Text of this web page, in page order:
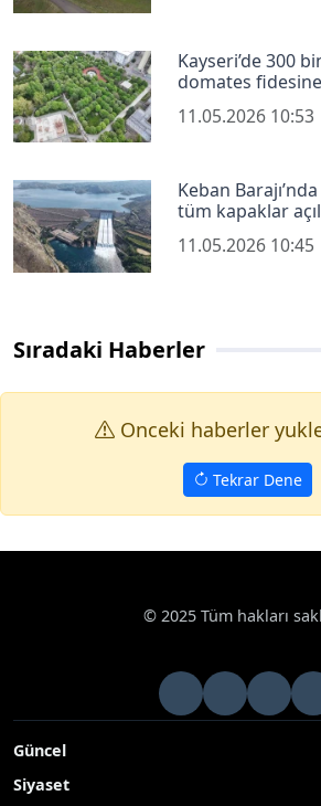
Kayseri’de 300
domates
11.05.2026 10:53
Keban
tüm kapaklar
11.05.2026 10:45
Sıradaki Haberler
Onceki haberler
Tekrar Dene
© 2025 Tüm hakları
Güncel
Siyaset